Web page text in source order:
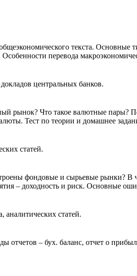
текста.
перевода
центральных банков.
рынок? Что такое валютные пары?
Тест по теории и домашнее
статей.
фондовые и сырьевые рынки? В
– доходность и риск. Основные
аналитических статей.
отчетов – бух. баланс, отчет о